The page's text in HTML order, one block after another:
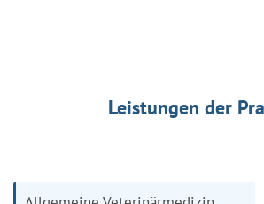
Leistungen der